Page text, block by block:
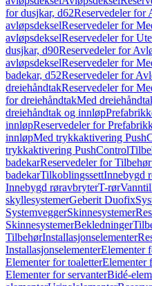
for dusjkar, d62Reservedeler for
avløpsdekselReservedeler for
avløpsdekselReservedeler for
dusjkar, d90Reservedeler for
avløpsdekselReservedeler for
badekar, d52Reservedeler for
dreiehåndtakReservedeler for
for dreiehåndtakMed
dreiehåndtak og innløp
innløpReservedeler for
innløpMed trykkaktivering
trykkaktivering PushControl
badekarReservedeler for
badekarTilkoblingssettInnebygd
Innebygd røravbryterT-rør
skyllesystemerGeberit Duofix
SystemveggerSkinnesystemer
SkinnesystemerBekledninger
TilbehørInstallasjonselementer
InstallasjonselementerElementer
Elementer for toaletterElementer
Elementer for servanterBidé-